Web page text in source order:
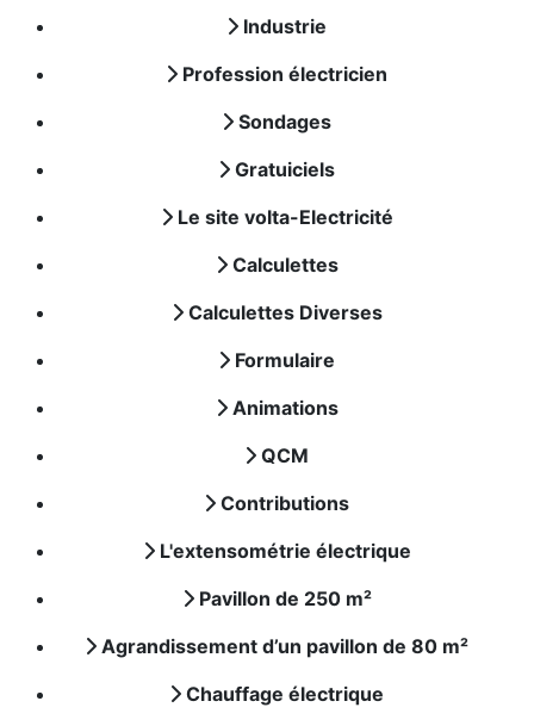
Industrie
Profession électricien
Sondages
Gratuiciels
Le site volta-Electricité
Calculettes
Calculettes Diverses
Formulaire
Animations
QCM
Contributions
L'extensométrie électrique
Pavillon de 250 m²
Agrandissement d’un pavillon de 80 m²
Chauffage électrique